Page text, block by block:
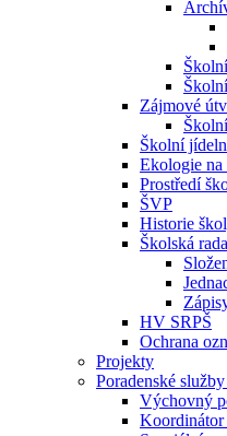
Zájmové
Školní
Ekologie na
Prostředí
ŠVP
Historie
Školská rada
HV SRPŠ
Ochrana
Projekty
Poradenské
Výchovný
Koordinátor